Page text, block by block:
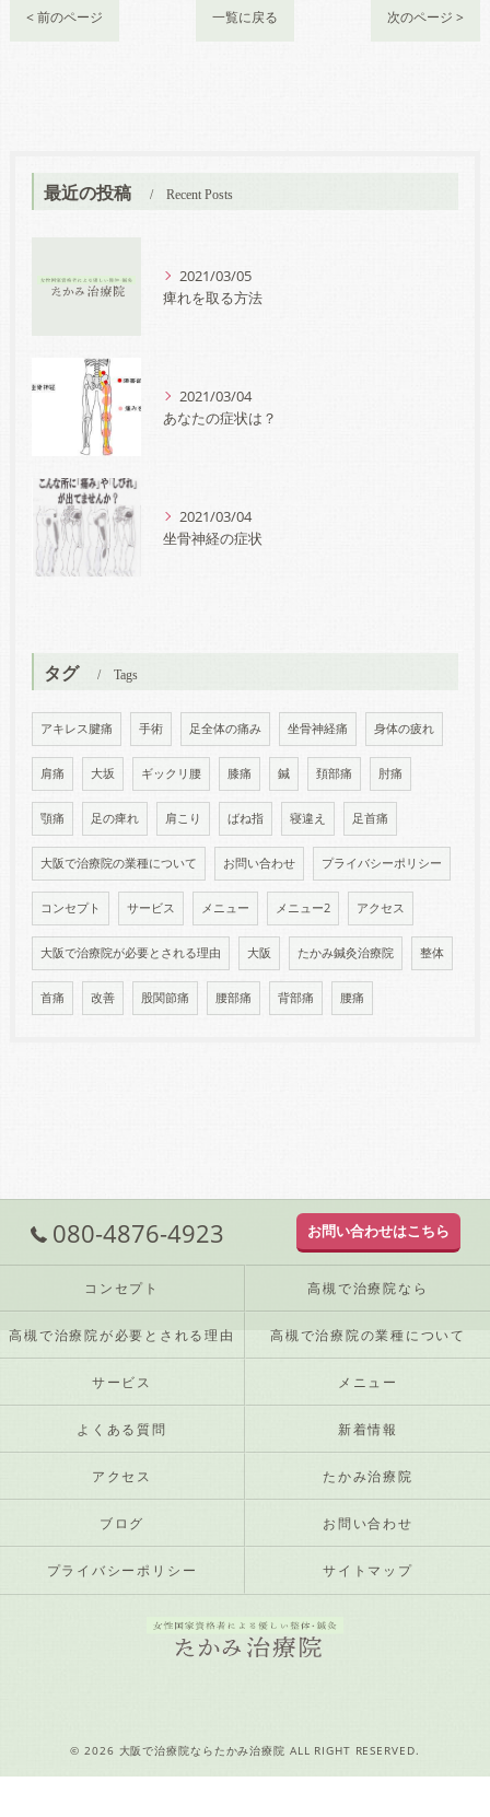
< 前のページ 一覧に戻る 次のページ >
最近の投稿 Recent Posts
2021/03/05
痺れを取る方法
2021/03/04
あなたの症状は？
2021/03/04
坐骨神経の症状
タグ Tags
アキレス腱痛 手術 足全体の痛み 坐骨神経痛 身体の疲れ
肩痛 大坂 ギックリ腰 膝痛 鍼 頚部痛 肘痛
顎痛 足の痺れ 肩こり ばね指 寝違え 足首痛
大阪で治療院の業種について お問い合わせ プライバシーポリシー
コンセプト サービス メニュー メニュー2 アクセス
大阪で治療院が必要とされる理由 大阪 たかみ鍼灸治療院 整体
首痛 改善 股関節痛 腰部痛 背部痛 腰痛
080-4876-4923 お問い合わせはこちら
コンセプト 高槻で治療院なら
高槻で治療院が必要とされる理由 高槻で治療院の業種について
サービス メニュー
よくある質問 新着情報
アクセス たかみ治療院
ブログ お問い合わせ
プライバシーポリシー サイトマップ
© 2026 大阪で治療院ならたかみ治療院 ALL RIGHT RESERVED.